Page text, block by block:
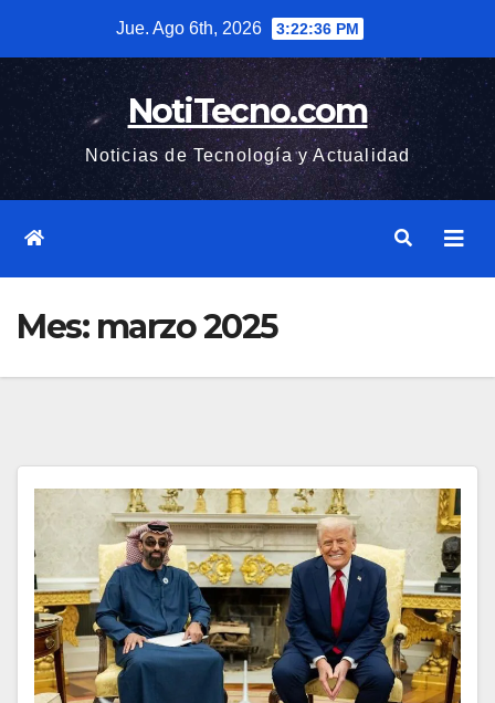
contenido
Jue. Ago 6th, 2026 3:22:38 PM
NotiTecno.com
Noticias de Tecnología y Actualidad
Mes: marzo 2025